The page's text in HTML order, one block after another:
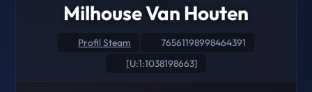
Milhouse Van Houten
Profil Steam
76561198998464391
[U:1:1038198663]